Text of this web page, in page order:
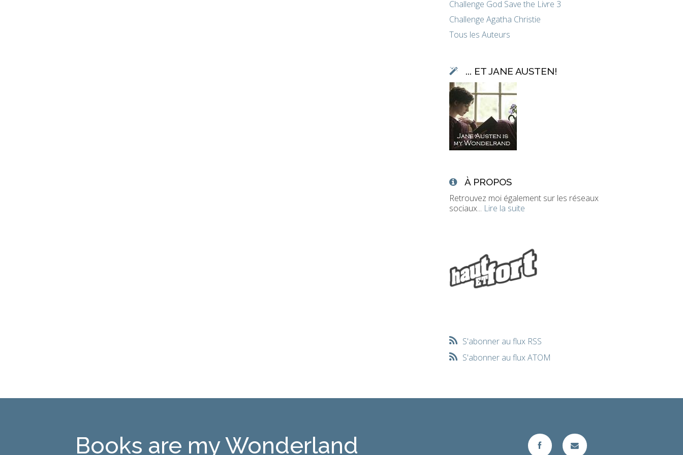
Challenge God Save the Livre 3
Challenge Agatha Christie
Tous les Auteurs
... ET JANE AUSTEN!
À PROPOS
Retrouvez moi également sur les réseaux
sociaux... Lire la suite
S'abonner au flux RSS
S'abonner au flux ATOM
Books are my Wonderland